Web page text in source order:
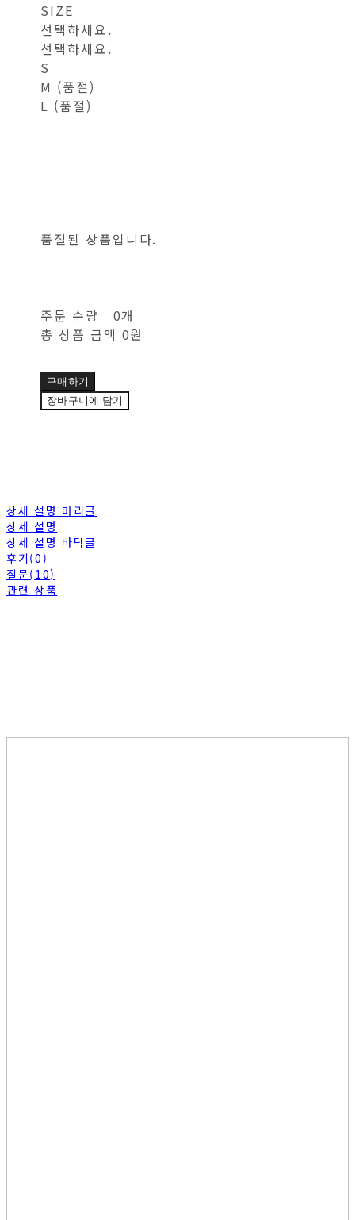
SIZE
선택하세요.
선택하세요.
S
M (품절)
L (품절)
품절된 상품입니다.
주문 수량
0개
총 상품 금액 0원
구매하기
장바구니에 담기
상세 설명 머리글
상세 설명
상세 설명 바닥글
후기(0)
질문(10)
관련 상품